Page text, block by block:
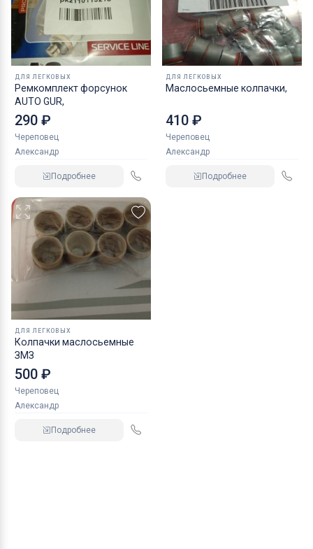
ДЛЯ ЛЕГКОВЫХ
Ремкомплект форсунок
AUTO GUR,
290 ₽
Череповец
Александр
Подробнее
ДЛЯ ЛЕГКОВЫХ
Маслосьемные колпачки,
410 ₽
Череповец
Александр
Подробнее
ДЛЯ ЛЕГКОВЫХ
Колпачки маслосьемные
ЗМЗ
500 ₽
Череповец
Александр
Подробнее